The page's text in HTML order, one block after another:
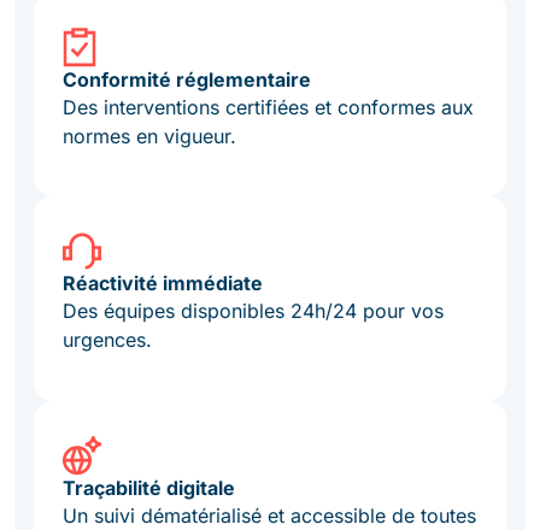
Conformité réglementaire
Des interventions certifiées et conformes aux
normes en vigueur.
Réactivité immédiate
Des équipes disponibles 24h/24 pour vos
urgences.
Traçabilité digitale
Un suivi dématérialisé et accessible de toutes